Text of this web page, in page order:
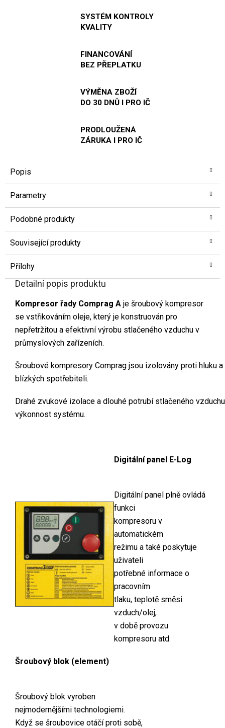
SYSTÉM KONTROLY
KVALITY
FINANCOVÁNÍ
BEZ PŘEPLATKU
VÝMĚNA ZBOŽÍ
DO 30 DNŮ I PRO IČ
PRODLOUŽENÁ
ZÁRUKA I PRO IČ
Popis
Parametry
Podobné produkty
Související produkty
Přílohy
Detailní popis produktu
Kompresor řady Comprag A je šroubový kompresor
se vstřikováním oleje, který je konstruován pro
nepřetržitou a efektivní výrobu stlačeného vzduchu v
průmyslových zařízeních.
Šroubové kompresory Comprag jsou izolovány proti hluku
blízkých spotřebiteli.
Drahé zvukové izolace a dlouhé potrubí stlačeného
výkonnost systému.
Digitální panel E-Log
Digitální panel plně ovládá
funkci
kompresoru v
automatickém
režimu a také poskytuje
uživateli
potřebné informace o
pracovním
tlaku, teplotě směsi
vzduch/olej,
v době provozu
kompresoru atd.
Šroubový blok (element)
Šroubový blok vyroben
nejmodernějšími technologiemi.
Když se šroubovice otáčí proti sobě,